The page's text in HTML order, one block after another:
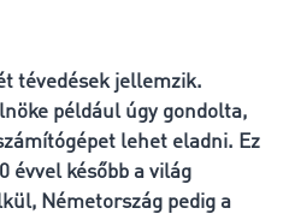
tévedések jellemzik.
például úgy gondolta,
lehet eladni. Ez
évvel később a világ
Németország pedig a